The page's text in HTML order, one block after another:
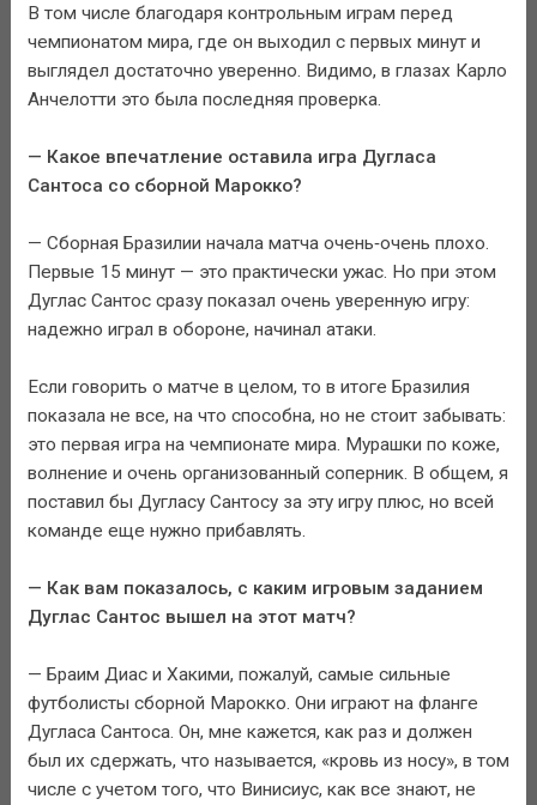
В том числе благодаря контрольным играм перед
чемпионатом мира, где он выходил с первых минут и
выглядел достаточно уверенно. Видимо, в глазах Карло
Анчелотти это была последняя проверка.
— Какое впечатление оставила игра Дугласа
Сантоса со сборной Марокко?
— Сборная Бразилии начала матча очень‑очень плохо.
Первые 15 минут — это практически ужас. Но при этом
Дуглас Сантос сразу показал очень уверенную игру:
надежно играл в обороне, начинал атаки.
Если говорить о матче в целом, то в итоге Бразилия
показала не все, на что способна, но не стоит забывать:
это первая игра на чемпионате мира. Мурашки по коже,
волнение и очень организованный соперник. В общем, я
поставил бы Дугласу Сантосу за эту игру плюс, но всей
команде еще нужно прибавлять.
— Как вам показалось, с каким игровым заданием
Дуглас Сантос вышел на этот матч?
— Браим Диас и Хакими, пожалуй, самые сильные
футболисты сборной Марокко. Они играют на фланге
Дугласа Сантоса. Он, мне кажется, как раз и должен
был их сдержать, что называется, «кровь из носу», в том
числе с учетом того, что Винисиус, как все знают, не